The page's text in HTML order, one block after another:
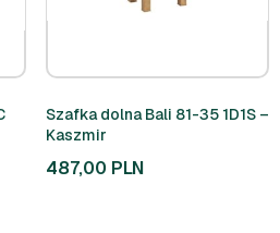
Szafka dolna Bali 81-35 1D1S –
Kaszmir
487,00 PLN